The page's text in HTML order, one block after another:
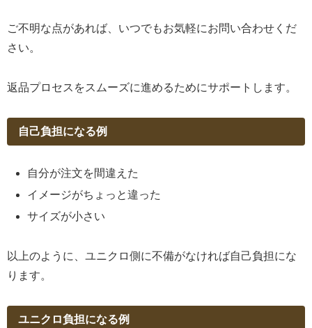
ご不明な点があれば、いつでもお気軽にお問い合わせくだ
さい。
返品プロセスをスムーズに進めるためにサポートします。
自己負担になる例
自分が注文を間違えた
イメージがちょっと違った
サイズが小さい
以上のように、ユニクロ側に不備がなければ自己負担にな
ります。
ユニクロ負担になる例